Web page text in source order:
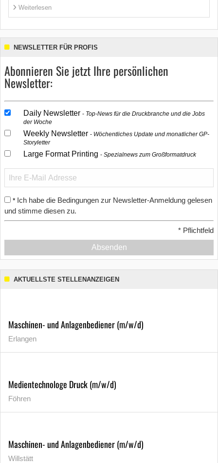
Weiterlesen
NEWSLETTER FÜR PROFIS
Abonnieren Sie jetzt Ihre persönlichen
Newsletter:
Daily Newsletter
Top-News für die Druckbranche und die Jobs
der Woche
Weekly Newsletter
Wöchentliches Update und monatlicher GP-
Storyletter
Large Format Printing Spezialnews zum Großformatdruck
* Ich habe die Bedingungen zur Newsletter-Anmeldung gelesen
und stimme diesen zu.
* Pflichtfeld
Absenden
AKTUELLSTE STELLENANZEIGEN
Maschinen- und Anlagenbediener (m/w/d)
Erlangen
Medientechnologe Druck (m/w/d)
Föhren
Maschinen- und Anlagenbediener (m/w/d)
Willstätt